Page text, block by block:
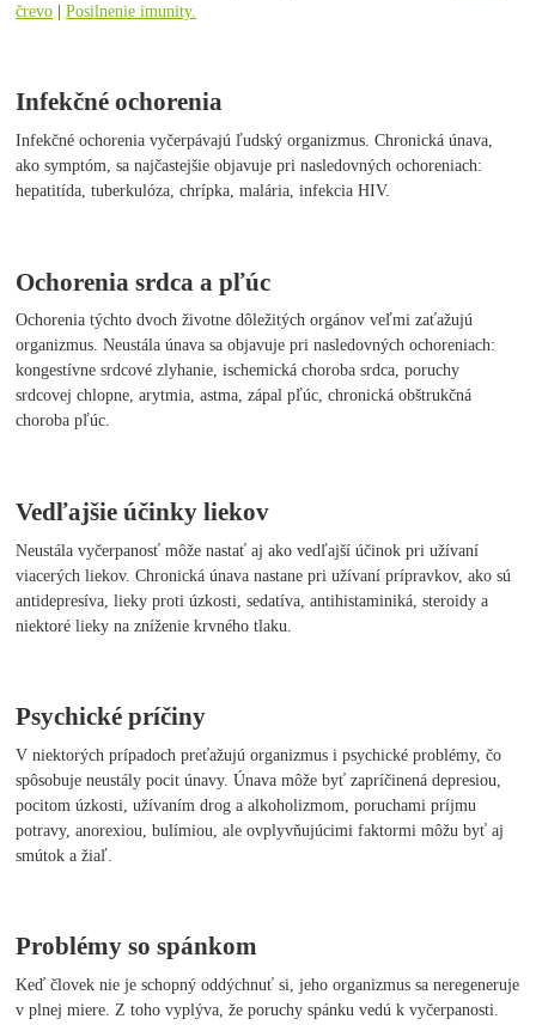
črevo |Posilnenie imunity.
Infekčné ochorenia
Infekčné ochorenia vyčerpávajú ľudský organizmus. Chronická únava,
ako symptóm, sa najčastejšie objavuje pri nasledovných ochoreniach:
hepatitída, tuberkulóza, chrípka, malária, infekcia HIV.
Ochorenia srdca a pľúc
Ochorenia týchto dvoch životne dôležitých orgánov veľmi zaťažujú
organizmus. Neustála únava sa objavuje pri nasledovných ochoreniach:
kongestívne srdcové zlyhanie, ischemická choroba srdca, poruchy
srdcovej chlopne, arytmia, astma, zápal pľúc, chronická obštrukčná
choroba pľúc.
Vedľajšie účinky liekov
Neustála vyčerpanosť môže nastať aj ako vedľajší účinok pri užívaní
viacerých liekov. Chronická únava nastane pri užívaní prípravkov, ako sú
antidepresíva, lieky proti úzkosti, sedatíva, antihistaminiká, steroidy a
niektoré lieky na zníženie krvného tlaku.
Psychické príčiny
V niektorých prípadoch preťažujú organizmus i psychické problémy, čo
spôsobuje neustály pocit únavy. Únava môže byť zapríčinená depresiou,
pocitom úzkosti, užívaním drog a alkoholizmom, poruchami príjmu
potravy, anorexiou, bulímiou, ale ovplyvňujúcimi faktormi môžu byť aj
smútok a žiaľ.
Problémy so spánkom
Keď človek nie je schopný oddýchnuť si, jeho organizmus sa neregeneruje
v plnej miere. Z toho vyplýva, že poruchy spánku vedú k vyčerpanosti.